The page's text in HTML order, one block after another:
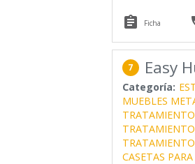
 Ficha
7 Easy
Categoría:
MUEBLES
TRATAMIENTO
TRATAMIENTO
CASETAS